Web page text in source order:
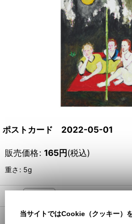
ポストカード 2022-05-01
販売価格: 165円(税込)
重さ : 5g
返品特約に関する重要事項
当サイトではCookie（クッキー）